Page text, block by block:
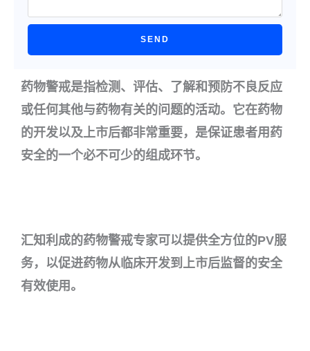
SEND
药物警戒是指检测、评估、了解和预防不良反应
或任何其他与药物有关的问题的活动。它在药物
的开发以及上市后都非常重要，是保证患者用药
安全的一个必不可少的组成环节。
汇知利成的药物警戒专家可以提供全方位的PV服
务，以促进药物从临床开发到上市后监督的安全
有效使用。